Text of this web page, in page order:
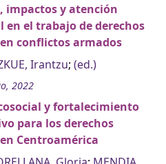
impactos y atención
en el trabajo de derechos
conflictos armados
Irantzu; (ed.)
2022
y fortalecimiento
para los derechos
Centroamérica